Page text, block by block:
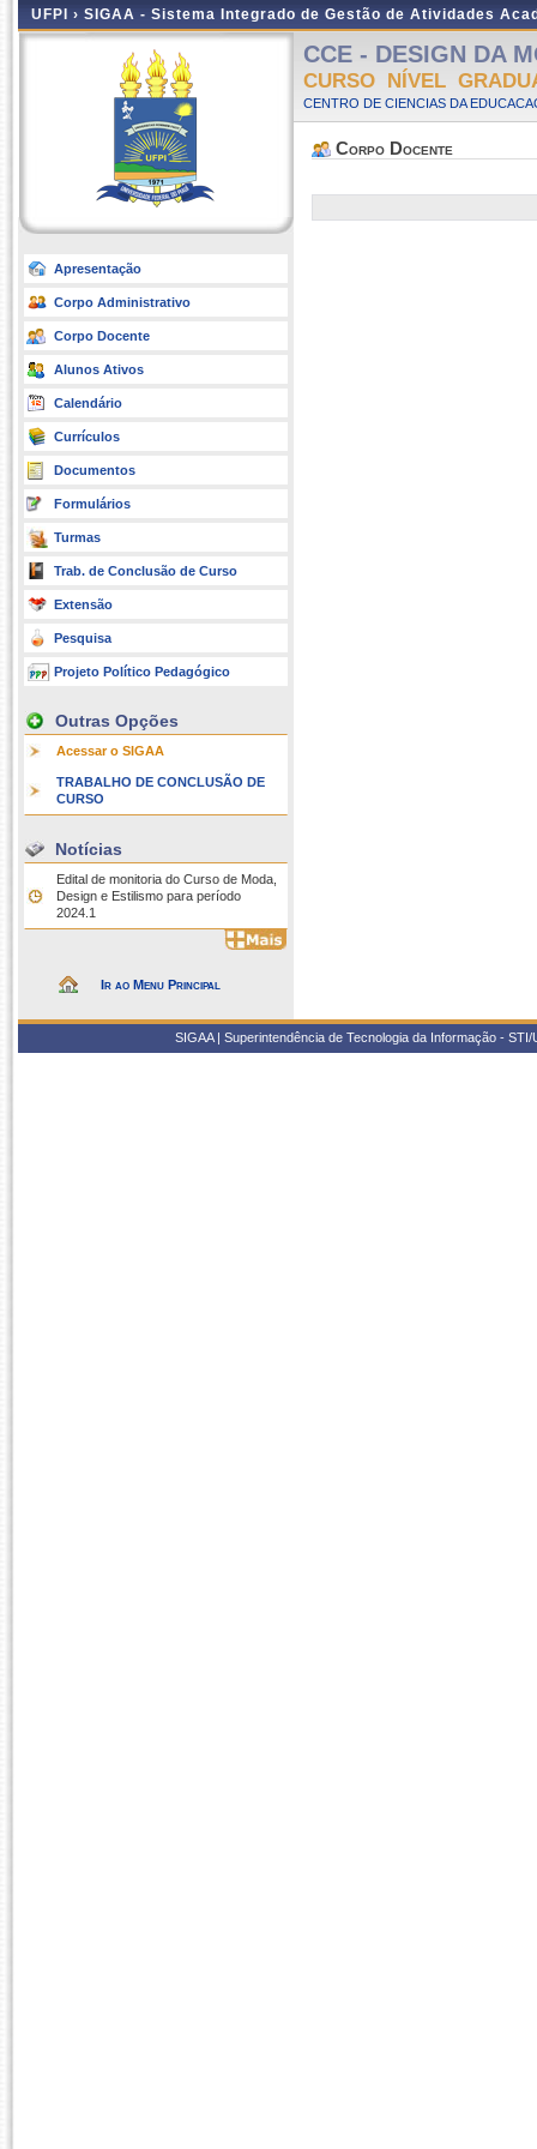
UFPI › SIGAA - Sistema Integrado de Gestão de Atividades
Apresentação
Corpo Administrativo
Corpo Docente
Alunos Ativos
Calendário
Currículos
Documentos
Formulários
Turmas
Trab. de Conclusão de Curso
Extensão
Pesquisa
Projeto Político Pedagógico
Outras Opções
Acessar o SIGAA
TRABALHO DE CONCLUSÃO DE
CURSO
Notícias
Edital de monitoria do Curso de Moda,
Design e Estilismo para período
2024.1
Ir ao Menu Principal
CCE - DESIGN DA
CURSO NÍVEL
CENTRO DE CIENCIAS DA
Corpo Docente
SIGAA | Superintendência de Tecnologia da Informação -